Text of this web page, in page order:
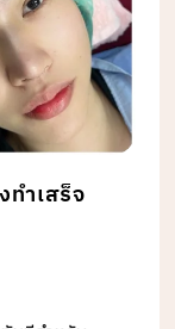
ำเสร็จ